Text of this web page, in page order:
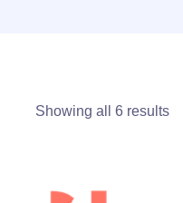
Showing all 6 results